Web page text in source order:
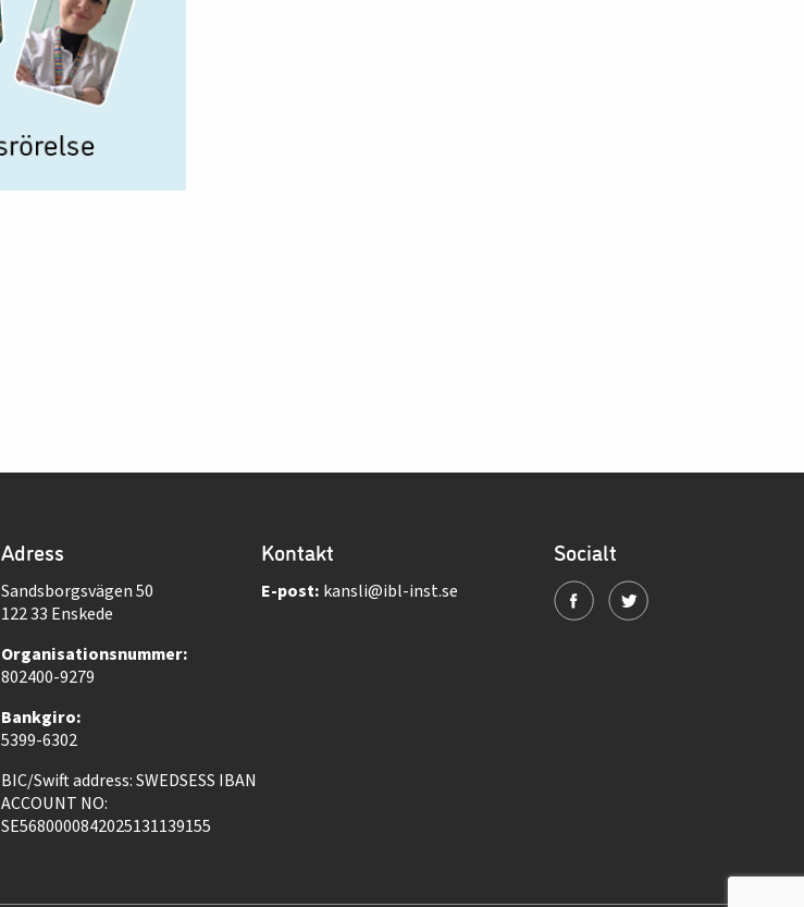
Adress
Sandsborgsvägen 50
122 33 Enskede
Organisationsnummer:
802400-9279
Bankgiro:
5399-6302
BIC/Swift address: SWEDSESS IBAN
ACCOUNT NO:
SE5680000842025131139155
Kontakt
E-post: kansli@ibl-inst.se
Socialt